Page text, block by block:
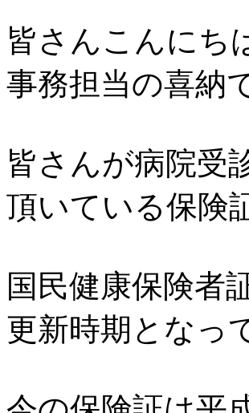
皆さんこんに
事務担当の喜納
皆さんが病院受
頂いている保険
国民健康保険者
更新時期となっ